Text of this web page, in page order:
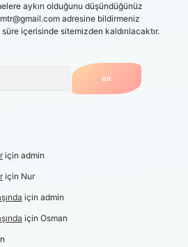
aykırı olduğunu düşündüğünüz
adresine bildirmeniz
içerisinde sitemizden kaldırılacaktır.
için admin
için Nur
için admin
için Osman